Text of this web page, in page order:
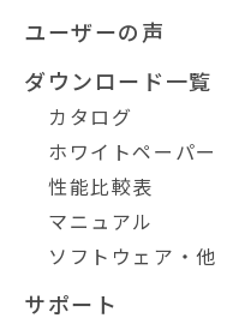
ユーザーの声
ダウンロード一覧
カタログ
ホワイトペーパー
性能比較表
マニュアル
ソフトウェア・他
サポート